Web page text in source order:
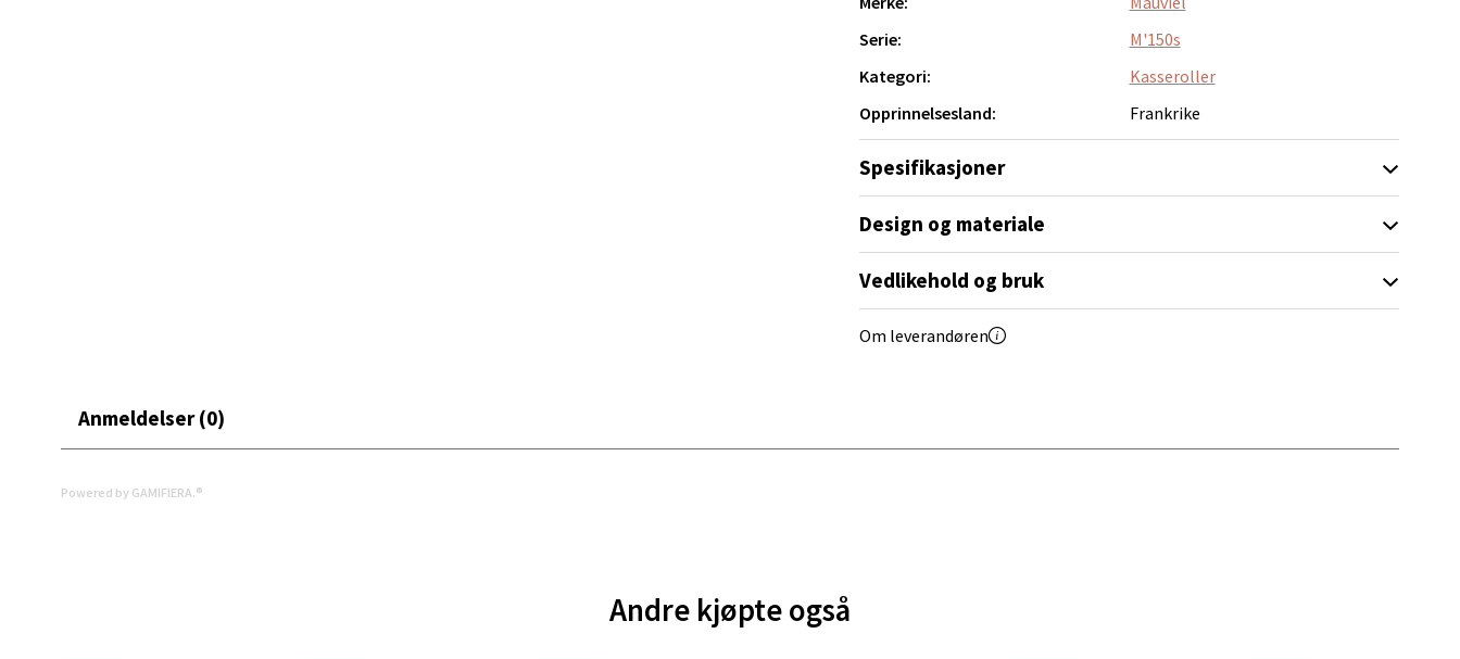
Serie:
M'150s
Kategori:
Kasseroller
Opprinnelsesland:
Frankrike
Spesifikasjoner
Design og materiale
Vedlikehold og bruk
Om leverandøren
Anmeldelser (0)
Powered by GAMIFIERA.®
Andre kjøpte også
Velg
Langelandsvegen 25, 6010 Ålesund
Molde - Moldetorget